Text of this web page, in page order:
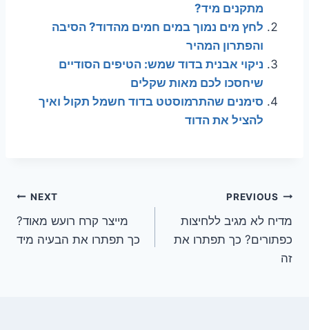
מתקנים מיד?
לחץ מים נמוך במים חמים מהדוד? הסיבה
והפתרון המהיר
ניקוי אבנית בדוד שמש: הטיפים הסודיים
שיחסכו לכם מאות שקלים
סימנים שהתרמוסטט בדוד חשמל תקול ואיך
להציל את הדוד
ניווט
PREVIOUS
מדיח לא מגיב ללחיצות
כפתורים? כך תפתרו את
זה
NEXT
מייצר קרח רועש מאוד?
כך תפתרו את הבעיה מיד